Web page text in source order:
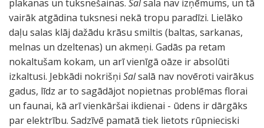
plakanas un tuksnešainas. Salsala nav izņēmums, un tā
vairāk atgādina tuksnesi nekā tropu paradīzi. Lielāko
daļu salas klāj dažādu krāsu smiltis (baltas, sarkanas,
melnas un dzeltenas) un akmeņi. Gadās pa retam
nokaltušam kokam, un arī vienīgā oāze ir absolūti
izkaltusi. Jebkādi nokrišņi Salsalā nav novēroti vairākus
gadus, līdz ar to sagādājot nopietnas problēmas florai
un faunai, kā arī vienkāršai ikdienai - ūdens ir dārgāks
par elektrību. Sadzīvē pamatā tiek lietots rūpnieciski